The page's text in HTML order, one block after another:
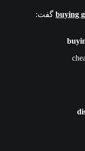
buying گفت: